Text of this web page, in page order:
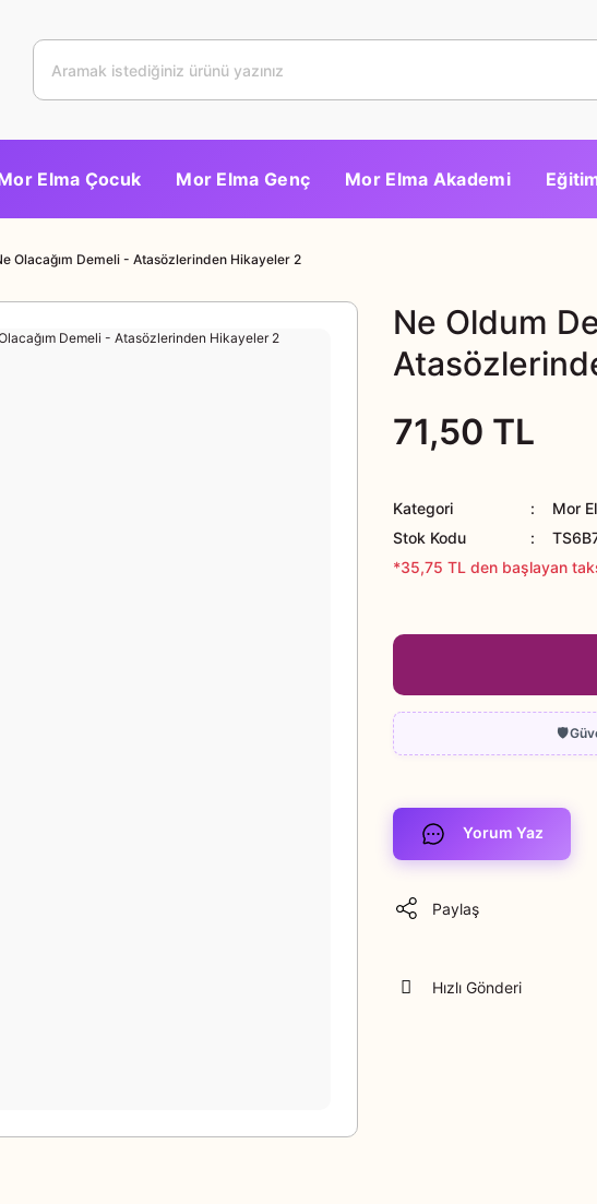
Elma Çocuk Mor Elma Genç Mor Elma Akademi
Olacağım Demeli - Atasözlerinden Hikayeler 2
Ne Oldum
71,50 TL
Kategori
Mor
Stok Kodu
*35,75 TL den başlayan
Yorum Yaz
Paylaş
Hızlı Gönderi